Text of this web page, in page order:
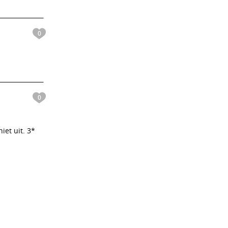
0
0
uit. 3*